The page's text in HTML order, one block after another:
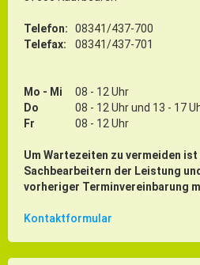
Telefon:
08341/437-700
Telefax:
08341/437-701
Mo - Mi
08 - 12 Uhr
Do
08 - 12 Uhr und 13 - 17
Fr
08 - 12 Uhr
Um Wartezeiten zu vermeiden
Sachbearbeitern der Leistung
vorheriger Terminvereinbarung
Kontaktformular